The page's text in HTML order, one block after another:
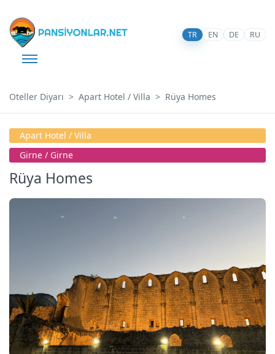
TR EN DE RU
Oteller Diyarı Apart Hotel / Villa Rüya Homes
Apart Hotel / Villa
Girne / Girne
Rüya Homes